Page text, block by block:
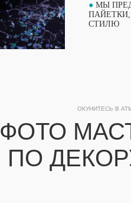
● МЫ
СТИЛЮ
ФОТО
ПО
ОКУНИТЕСЬ В